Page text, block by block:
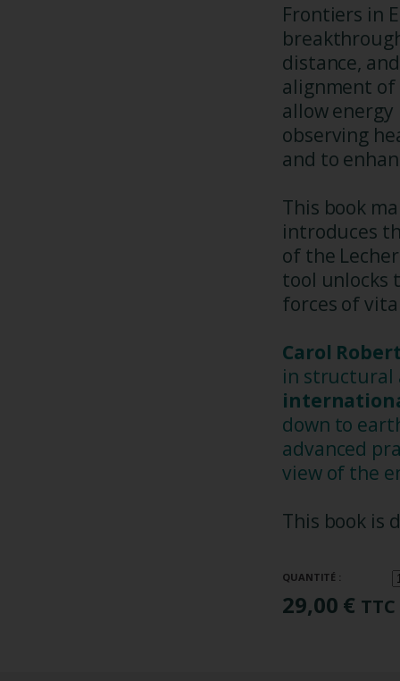
Frontiers in
distance,
alignment
allow
observing
and to
This book
introduces
of the
tool unlocks
forces of
Carol
in structural
down to
advanced
view of the
This book is
QUANTITÉ :
29,00 € TTC